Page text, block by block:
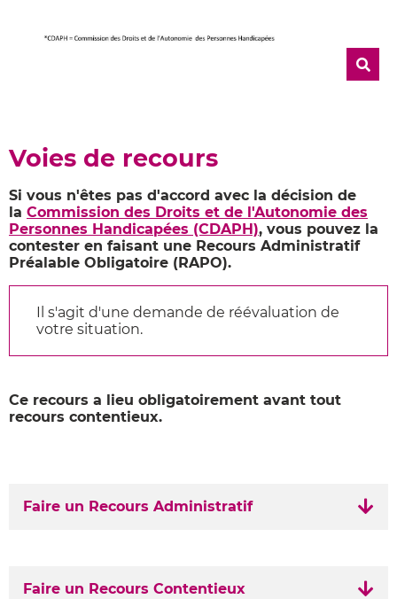
Voies de recours
Si vous n'êtes pas d'accord avec la décision de
la Commission des Droits et de l'Autonomie des
Personnes Handicapées (CDAPH), vous pouvez la
contester en faisant une Recours Administratif
Préalable Obligatoire (RAPO).
Il s'agit d'une demande de réévaluation de
votre situation.
Ce recours a lieu obligatoirement avant tout
recours contentieux.
Faire un Recours Administratif
Faire un Recours Contentieux